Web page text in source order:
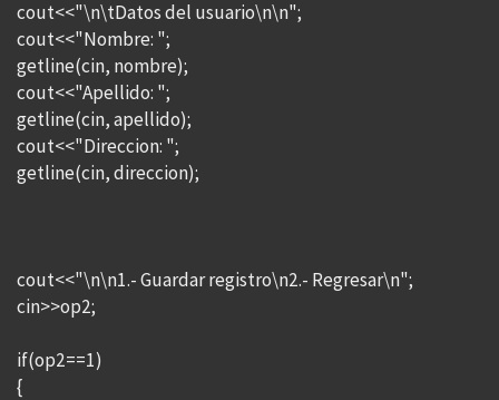
cout<<"\n\tDatos del usuario\n\n";
cout<<"Nombre: ";
getline(cin, nombre);
cout<<"Apellido: ";
getline(cin, apellido);
cout<<"Direccion: ";
getline(cin, direccion);
cout<<"\n\n1.- Guardar registro\n2.- Regresar\n";
cin>>op2;
if(op2==1)
{